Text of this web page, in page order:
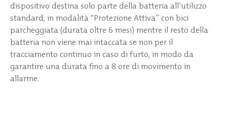
dispositivo destina solo parte della batteria all’utilizzo
standard, in modalità “Protezione Attiva” con bici
parcheggiata (durata oltre 6 mesi) mentre il resto della
batteria non viene mai intaccata se non per il
tracciamento continuo in caso di furto, in modo da
garantire una durata fino a 8 ore di movimento in
allarme.